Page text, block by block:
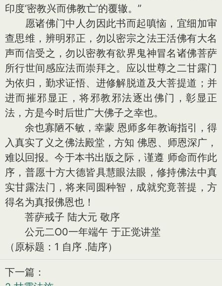
印度‘密教兴而佛教亡’的覆辙。”
愿诸佛门中人勿因此书而起嗔恼，宜细加审
查思维，辨明邪正，勿以密宗之法王活佛有大名
声而信受之，勿以密教有欲界鬼神冒名诸佛菩萨
所行世间感应法而崇拜之。应以世尊之二甘露门
为依归，勤求证悟、进修解脱道及大菩提道；并
进而摧邪显正，将邪教邪法逐出佛门，彰显正
法，方是今时后世广大佛子之幸也。
余也寡陋不敏，幸蒙 恩师多年教诲指引，得
入真实了义之佛法殿堂，方知 佛恩、师恩深广，
难以回报。今于本书出版之际，谨遵 师命而作此
序，普愿十方大德皆具慧眼法眼，修持佛法中真
实甘露法门，将来同圆种智，成就究竟菩提，方
得名为真报佛恩也！
菩萨戒子 陆大元 敬序
公元二O0一年端午 于正觉讲堂
（原标题：1 自序 .陆序）
下一篇：